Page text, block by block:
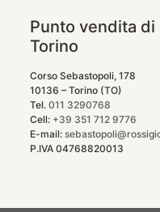
Punto vendita
Torino
Corso Sebastopoli, 178
10136 – Torino (TO)
Tel. 011 3290768
Cell: +39 351 712 9776
E-mail:
P.IVA 04768820013